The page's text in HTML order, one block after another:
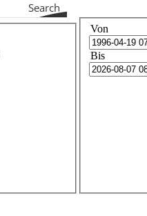
Search
Von
Bis